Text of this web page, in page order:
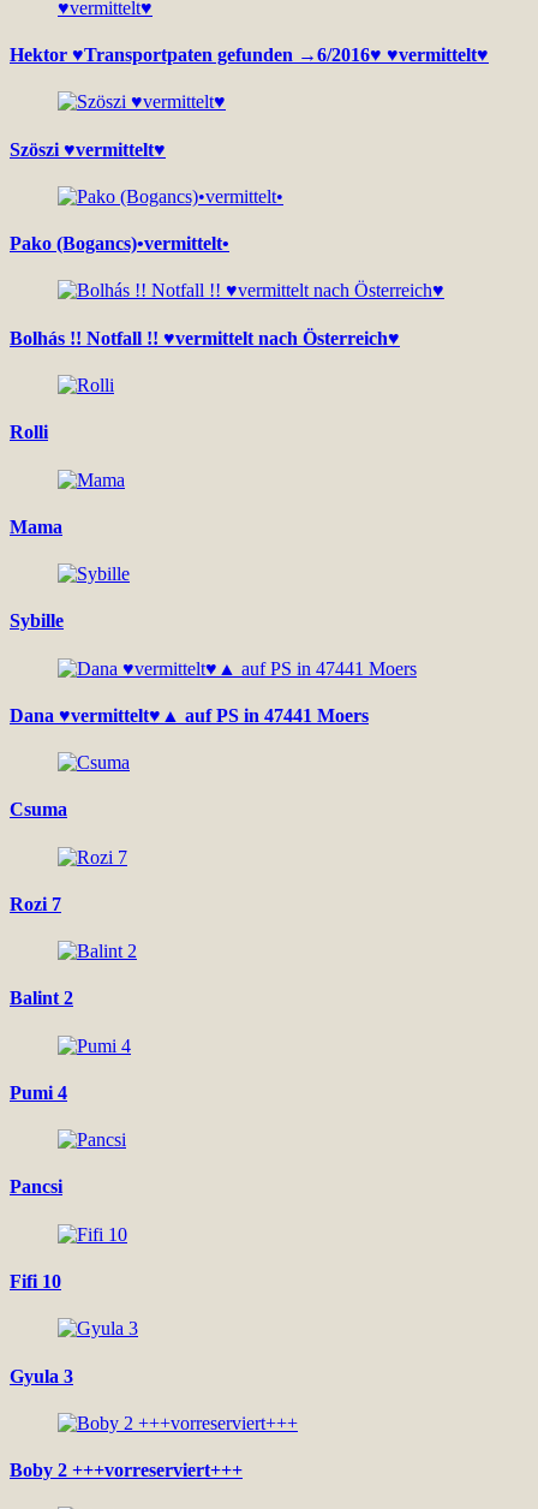
Hektor ♥Transportpaten gefunden →6/2016♥ ♥vermittelt♥
Szöszi ♥vermittelt♥
Pako (Bogancs)•vermittelt•
Bolhás !! Notfall !! ♥vermittelt nach Österreich♥
Rolli
Mama
Sybille
Dana ♥vermittelt♥▲ auf PS in 47441 Moers
Csuma
Rozi 7
Balint 2
Pumi 4
Pancsi
Fifi 10
Gyula 3
Boby 2 +++vorreserviert+++